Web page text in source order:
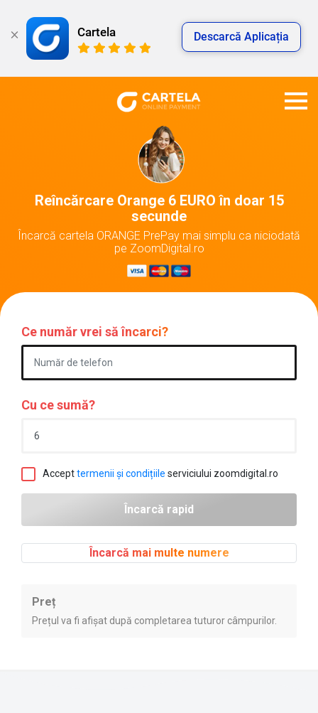
Cartela Descarcă Aplicația
Reîncărcare Orange 6 EURO în doar 15
secunde
Încarcă cartela ORANGE PrePay mai simplu ca niciodată
pe ZoomDigital.ro
Ce număr vrei să încarci?
Cu ce sumă?
Accepttermenii și condițiile serviciului zoomdigital.ro
Încarcă mai multe numere
Preț
Prețul va fi afișat după completarea tuturor câmpurilor.